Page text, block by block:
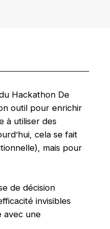
Hackathon De
outil pour enrichir
à utiliser des
cela se fait
mais pour
de décision
invisibles
avec une